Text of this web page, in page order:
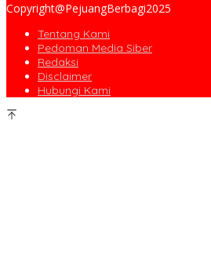
Copyright@PejuangBerbagi2025
Tentang Kami
Pedoman Media Siber
Redaksi
Disclaimer
Hubungi Kami